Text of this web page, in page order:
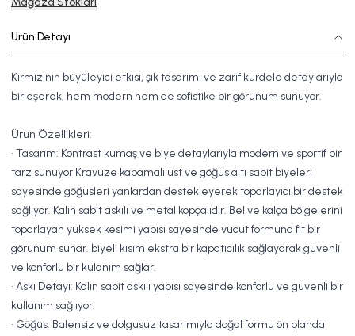
Ürün Detayı
Kırmızının büyüleyici etkisi, şık tasarımı ve zarif kurdele detaylarıyla
birleşerek, hem modern hem de sofistike bir görünüm sunuyor.
Ürün Özellikleri:
• Tasarım: Kontrast kumaş ve biye detaylarıyla modern ve sportif bir
tarz sunuyor Kravuze kapamalı üst ve göğüs altı sabit biyeleri
sayesinde göğüsleri yanlardan destekleyerek toparlayıcı bir destek
sağlıyor. Kalın sabit askılı ve metal kopçalıdır. Bel ve kalça bölgelerini
toparlayan yüksek kesimi yapısı sayesinde vücut formuna fit bir
görünüm sunar. biyeli kısım ekstra bir kapatıcılık sağlayarak güvenli
ve konforlu bir kulanım sağlar.
• Askı Detayı: Kalın sabit askılı yapısı sayesinde konforlu ve güvenli bir
kullanım sağlıyor.
• Göğüs: Balensiz ve dolgusuz tasarımıyla doğal formu ön planda